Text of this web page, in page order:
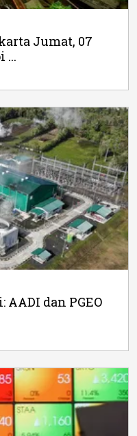
Jumat, 07
...
dan PGEO